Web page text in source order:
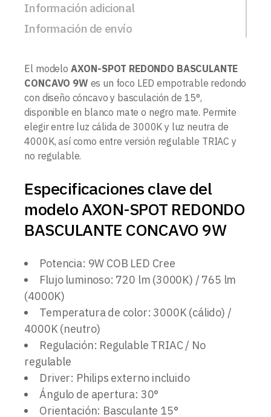
Información adicional
Información de envío
El modelo AXON-SPOT REDONDO BASCULANTE
CONCAVO 9W es un foco LED empotrable redondo
con diseño cóncavo y basculación de 15°,
disponible en blanco mate o negro mate. Permite
elegir entre luz cálida de 3000K y luz neutra de
4000K, así como entre versión regulable TRIAC y
no regulable.
Especificaciones clave del
modelo AXON-SPOT REDONDO
BASCULANTE CONCAVO 9W
Potencia: 9W COB LED Cree
Flujo luminoso: 720 lm (3000K) / 765 lm
(4000K)
Temperatura de color: 3000K (cálido) /
4000K (neutro)
Regulación: Regulable TRIAC / No
regulable
Driver: Philips externo incluido
Ángulo de apertura: 30°
Orientación: Basculante 15°